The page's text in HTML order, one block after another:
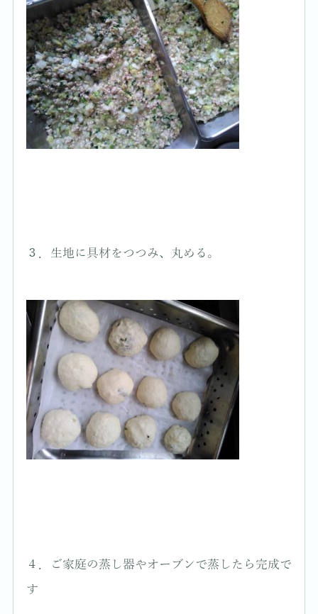
３．生地に具材をつつみ、丸める。
４．ご家庭の蒸し器やオーブンで蒸したら完成で
す